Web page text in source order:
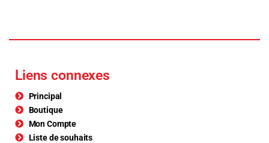
Liens connexes
Principal
Boutique
Mon Compte
Liste de souhaits